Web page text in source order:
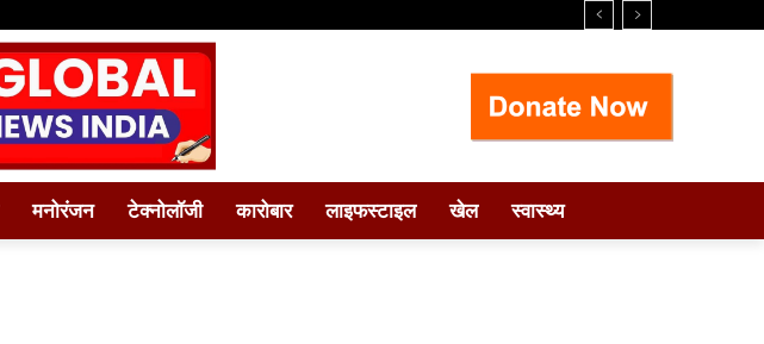
मनोरंजन टेक्नोलॉजी कारोबार लाइफस्टाइल खेल स्वास्थ्य